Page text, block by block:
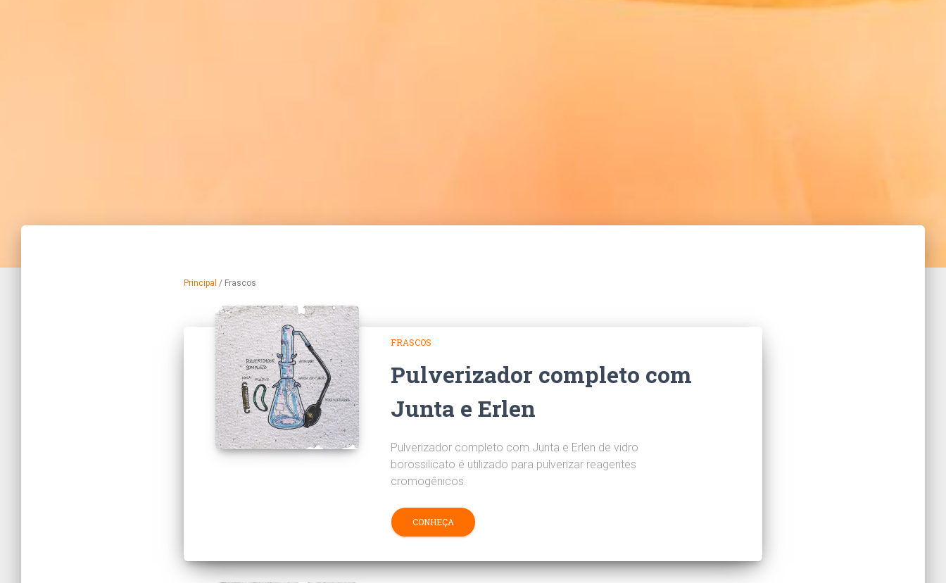
Principal / Frascos
FRASCOS
Pulverizador completo com
Junta e Erlen
Pulverizador completo com Junta e Erlen de vidro
borossilicato é utilizado para pulverizar reagentes
cromogênicos.
CONHEÇA